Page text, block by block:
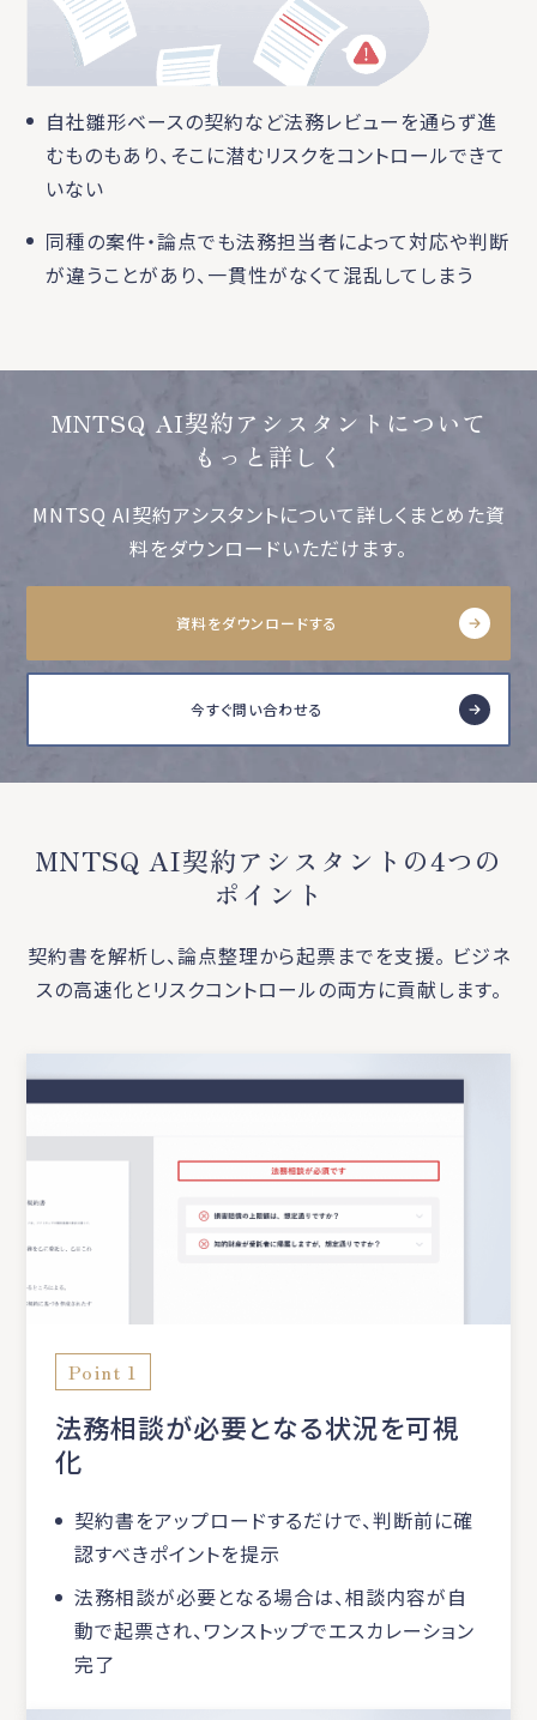
自社雛形ベースの契約など法務レビューを通らず進
むものもあり、そこに潜むリスクをコントロールできて
いない
同種の案件・論点でも法務担当者によって対応や判断
が違うことがあり、一貫性がなくて混乱してしまう
MNTSQ AI契約アシスタントについて
もっと詳しく
MNTSQ AI契約アシスタントについて詳しくまとめた資
料をダウンロードいただけます。
資料をダウンロードする
今すぐ問い合わせる
MNTSQ AI契約アシスタントの4つの
ポイント
契約書を解析し、論点整理から起票までを支援。 ビジネ
スの高速化とリスクコントロールの両方に貢献します。
Point 1
法務相談が必要となる状況を可視
化
契約書をアップロードするだけで、判断前に確
認すべきポイントを提示
法務相談が必要となる場合は、相談内容が自
動で起票され、ワンストップでエスカレーション
完了